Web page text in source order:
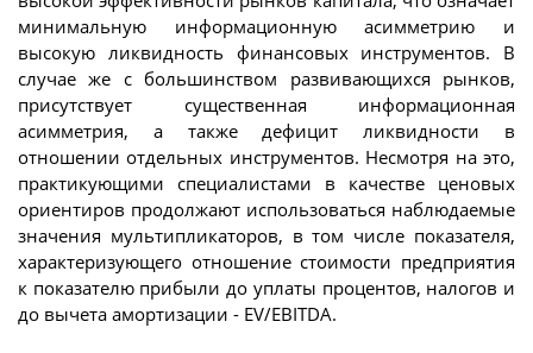
минимальную информационную асимметрию и
высокую ликвидность финансовых инструментов. В
случае же с большинством развивающихся рынков,
присутствует существенная информационная
асимметрия, а также дефицит ликвидности в
отношении отдельных инструментов. Несмотря на это,
практикующими специалистами в качестве ценовых
ориентиров продолжают использоваться наблюдаемые
значения мультипликаторов, в том числе показателя,
характеризующего отношение стоимости предприятия
к показателю прибыли до уплаты процентов, налогов и
до вычета амортизации - EV/EBITDA.